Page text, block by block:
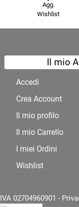
Agg.
Wishlist
Il mio
Accedi
Crea Account
Il mio profilo
Il mio Carrello
I miei Ordini
Wishlist
02704960901 -